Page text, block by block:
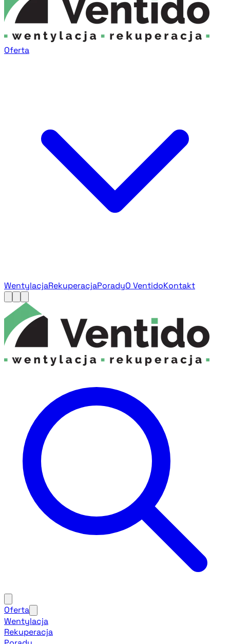
Oferta
WentylacjaRekuperacjaPoradyO VentidoKontakt
Oferta
Wentylacja
Rekuperacja